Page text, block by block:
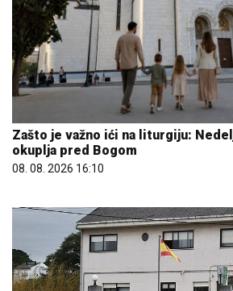
Zašto je važno ići na liturgiju:
okuplja pred Bogom
08. 08. 2026 16:10